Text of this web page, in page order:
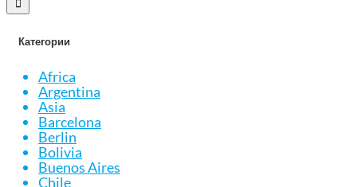
Категории
Africa
Argentina
Asia
Barcelona
Berlin
Bolivia
Buenos Aires
Chile